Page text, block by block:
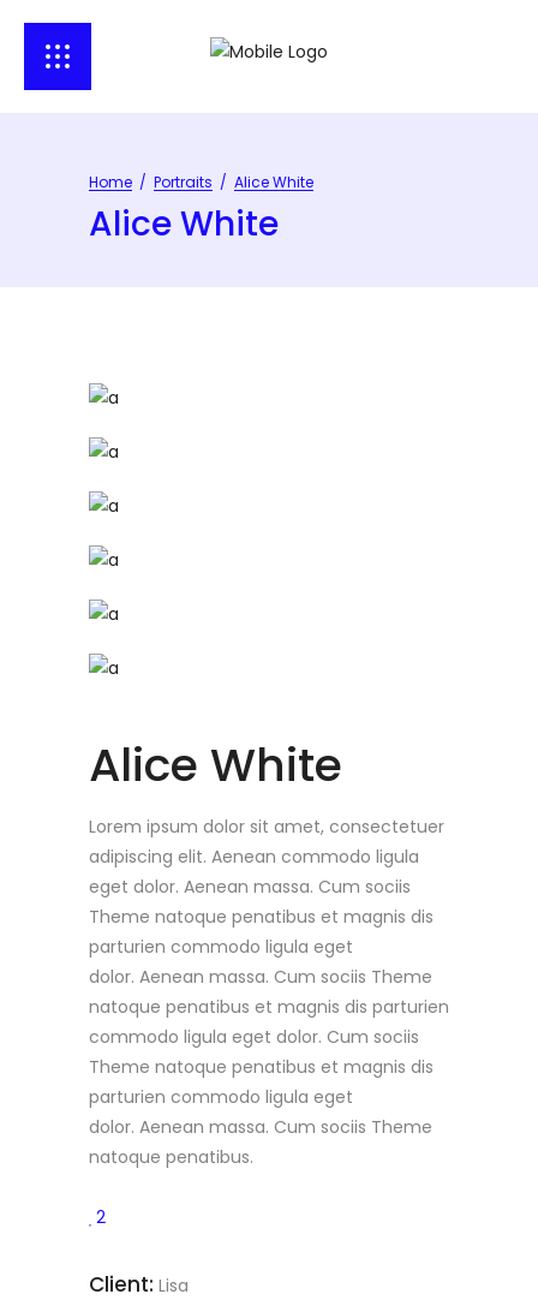
Home / Portraits / Alice White
Alice White
Alice White
Lorem ipsum dolor sit amet, consectetuer
adipiscing elit. Aenean commodo ligula
eget dolor. Aenean massa. Cum sociis
Theme natoque penatibus et magnis dis
parturien commodo ligula eget
dolor. Aenean massa. Cum sociis Theme
natoque penatibus et magnis dis parturien
commodo ligula eget dolor. Cum sociis
Theme natoque penatibus et magnis dis
parturien commodo ligula eget
dolor. Aenean massa. Cum sociis Theme
natoque penatibus.
2
Client: Lisa